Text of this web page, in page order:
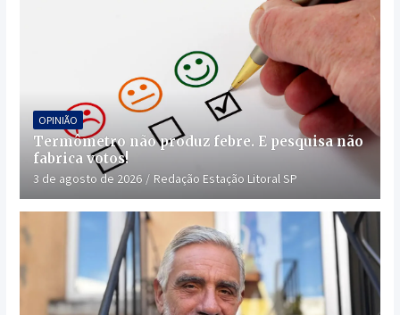
OPINIÃO
Termômetro não produz febre. E pesquisa não
fabrica votos!
3 de agosto de 2026 Redação Estação Litoral SP